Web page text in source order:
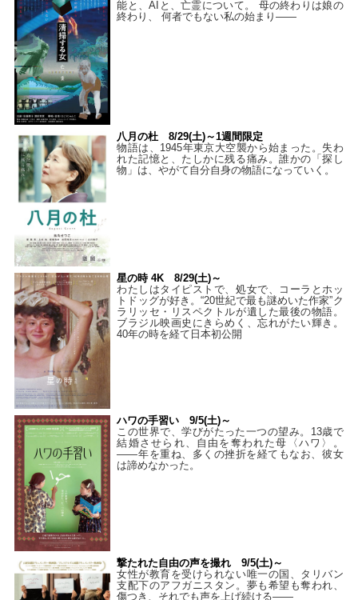
能と、AIと、亡霊について。 母の終わりは娘の
終わり、 何者でもない私の始まり――
八月の杜 8/29(土)～1週間限定
物語は、1945年東京大空襲から始まった。失わ
れた記憶と、たしかに残る痛み。誰かの「探し
物」は、やがて自分自身の物語になっていく。
星の時 4K 8/29(土)～
わたしはタイピストで、処⼥で、コーラとホッ
トドッグが好き。“20世紀で最も謎めいた作家”ク
ラリッセ・リスペクトルが遺した最後の物語。
ブラジル映画史にきらめく、忘れがたい輝き。
40年の時を経て⽇本初公開
ハワの手習い 9/5(土)～
この世界で、学びがたった一つの望み。13歳で
結婚させられ、自由を奪われた母〈ハワ〉。
——年を重ね、多くの挫折を経てもなお、彼女
は諦めなかった。
撃たれた自由の声を撮れ 9/5(土)～
女性が教育を受けられない唯一の国、タリバン
支配下のアフガニスタン。夢も希望も奪われ、
傷つき、それでも声を上げ続ける——